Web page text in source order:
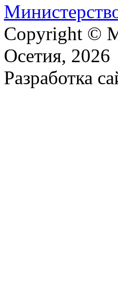
Copyright ©
Осетия, 2026
Разработка